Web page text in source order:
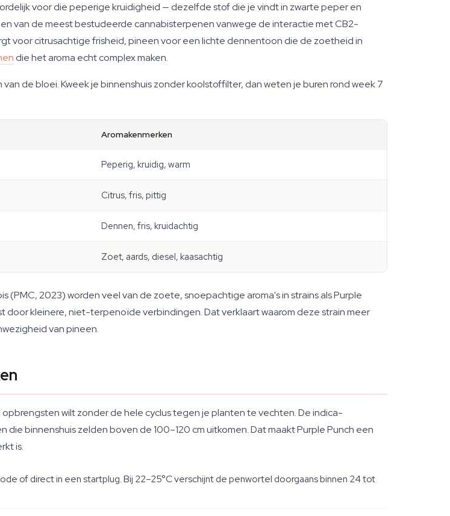
voor die peperige kruidigheid — dezelfde stof die je vindt in zwarte peper en
van de meest bestudeerde cannabisterpenen vanwege de interactie met CB2-
voor citrusachtige frisheid, pineen voor een lichte dennentoon die de zoetheid in
die het aroma echt complex maken.
de bloei. Kweek je binnenshuis zonder koolstoffilter, dan weten je buren rond week 7
Aromakenmerken
Peperig, kruidig, warm
Citrus, fris, pittig
Dennen, fris, kruidachtig
Zoet, aards, diesel, kaasachtig
2023) worden veel van de zoete, snoepachtige aroma's in strains als Purple
kleinere, niet-terpenoïde verbindingen. Dat verklaart waarom deze strain meer
van pineen.
wilt zonder de hele cyclus tegen je planten te vechten. De indica-
binnenshuis zelden boven de 100–120 cm uitkomen. Dat maakt Purple Punch een
is.
of direct in een startplug. Bij 22–25°C verschijnt de penwortel doorgaans binnen 24 tot